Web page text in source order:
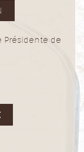
Présidente de